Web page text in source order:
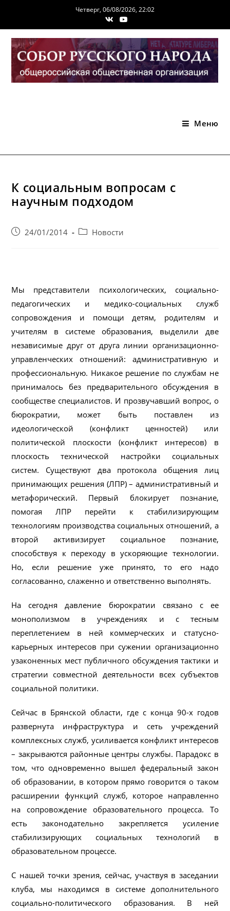
содержимому
Четверг, 06/08/2026, 22:02
Меню
К социальным вопросам с
научным подходом
Запись24/01/2014
PostНовости
Мы представители психологических, социально-
педагогических и медико-социальных служб
сопровождения и помощи детям, родителям и
учителям в системе образования, выделили две
независимые друг от друга линии организационно-
управленческих отношений: административную и
профессиональную. Никакое решение по службам не
принималось без предварительного обсуждения в
сообществе специалистов. И прозвучавший вопрос, о
бюрократии, может быть поставлен из
идеологической (конфликт ценностей) или
политической плоскости (конфликт интересов) в
плоскость технической настройки социальных
систем. Существуют два протокола общения лиц
принимающих решения (ЛПР) – административный и
метафорический. Первый блокирует познание,
помогая ЛПР перейти к стабилизирующим
технологиям производства социальных отношений, а
второй активизирует социальное познание,
способствуя к переходу в ускоряющие технологии.
Но, если решение уже принято, то его надо
согласованно, слаженно и ответственно выполнять.
На сегодня давление бюрократии связано с ее
монополизмом в учреждениях и с тесным
переплетением в ней коммерческих и статусно-
карьерных интересов при сужении организационно
узаконенных мест публичного обсуждения тактики и
стратегии совместной деятельности всех субъектов
социальной политики.
Сейчас в Брянской области, где с конца 90-х годов
развернута инфраструктура и сеть учреждений
комплексных служб, усиливается конфликт интересов
– закрываются районные центры службы. Парадокс в
том, что одновременно вышел федеральный закон
об образовании, в котором прямо говорится о таком
расширении функций служб, которое направленно
на сопровождение образовательного процесса. То
есть законодательно закрепляется усиление
стабилизирующих социальных технологий в
образовательном процессе.
С нашей точки зрения, сейчас, участвуя в заседании
клуба, мы находимся в системе дополнительного
социально-политического образования. В ней